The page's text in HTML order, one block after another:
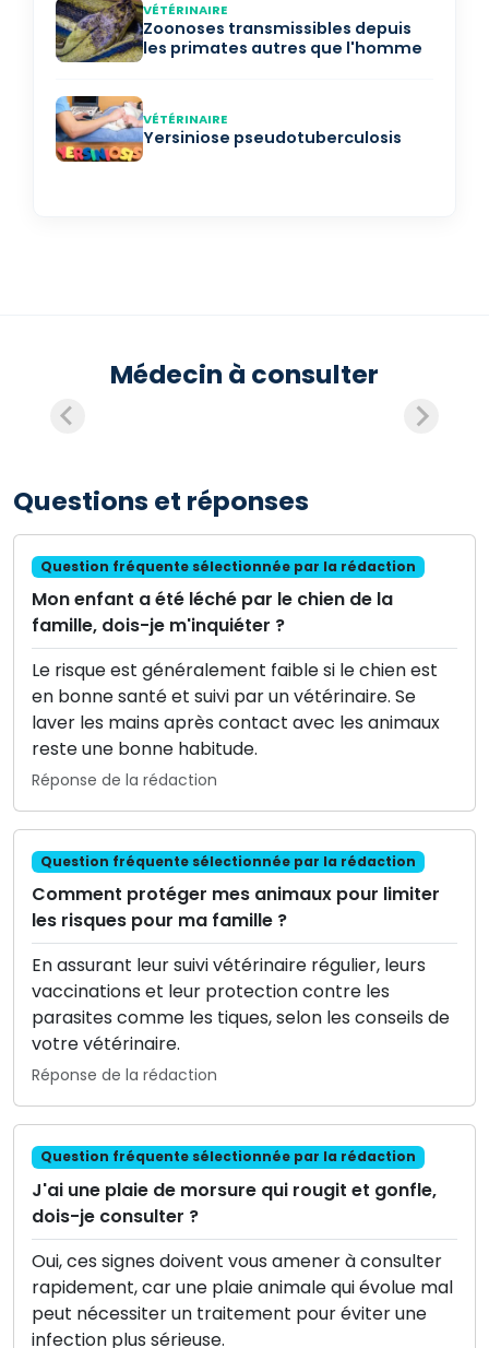
VÉTÉRINAIRE
Zoonoses transmissibles depuis
les primates autres que l'homme
VÉTÉRINAIRE
Yersiniose pseudotuberculosis
Médecin à consulter
Questions et réponses
Question fréquente sélectionnée par la rédaction
Mon enfant a été léché par le chien de la
famille, dois-je m'inquiéter ?
Le risque est généralement faible si le chien est
en bonne santé et suivi par un vétérinaire. Se
laver les mains après contact avec les animaux
reste une bonne habitude.
Réponse de la rédaction
Question fréquente sélectionnée par la rédaction
Comment protéger mes animaux pour limiter
les risques pour ma famille ?
En assurant leur suivi vétérinaire régulier, leurs
vaccinations et leur protection contre les
parasites comme les tiques, selon les conseils de
votre vétérinaire.
Réponse de la rédaction
Question fréquente sélectionnée par la rédaction
J'ai une plaie de morsure qui rougit et gonfle,
dois-je consulter ?
Oui, ces signes doivent vous amener à consulter
rapidement, car une plaie animale qui évolue mal
peut nécessiter un traitement pour éviter une
infection plus sérieuse.